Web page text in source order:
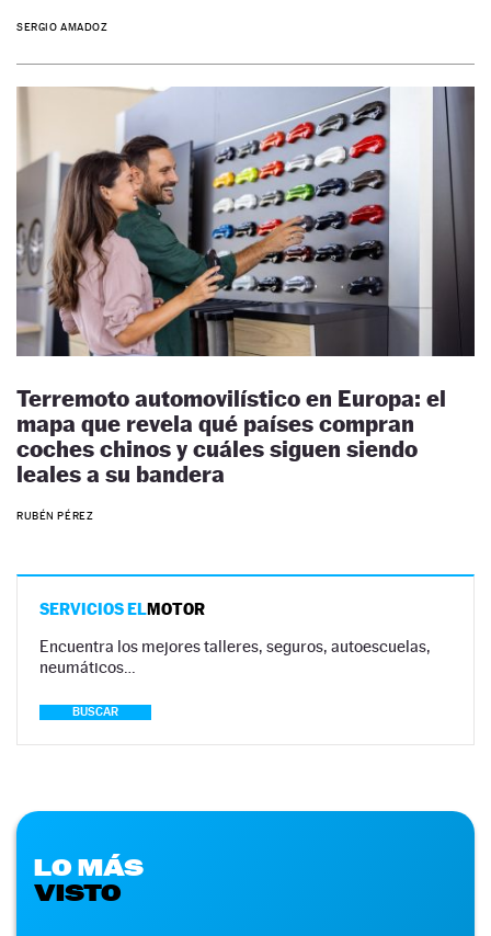
SERGIO AMADOZ
Terremoto automovilístico en Europa: el
mapa que revela qué países compran
coches chinos y cuáles siguen siendo
leales a su bandera
RUBÉN PÉREZ
SERVICIOS ELMOTOR
Encuentra los mejores talleres, seguros, autoescuelas,
neumáticos…
BUSCAR
LO MÁS
VISTO